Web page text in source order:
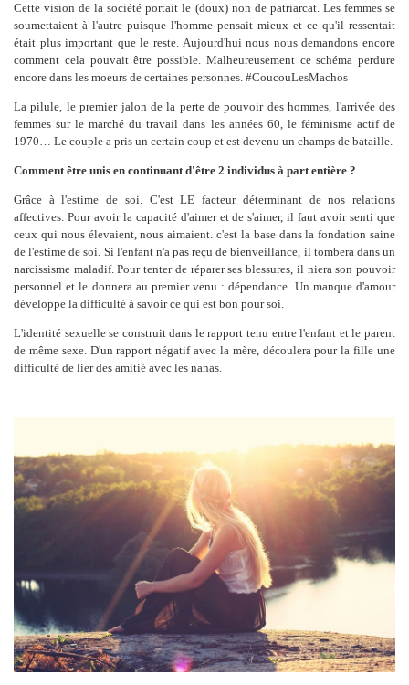
Cette vision de la société portait le (doux) non de patriarcat. Les femmes se
soumettaient à l'autre puisque l'homme pensait mieux et ce qu'il ressentait
était plus important que le reste. Aujourd'hui nous nous demandons encore
comment cela pouvait être possible. Malheureusement ce schéma perdure
encore dans les moeurs de certaines personnes. #CoucouLesMachos
La pilule, le premier jalon de la perte de pouvoir des hommes, l'arrivée des
femmes sur le marché du travail dans les années 60, le féminisme actif de
1970… Le couple a pris un certain coup et est devenu un champs de bataille.
Comment être unis en continuant d'être 2 individus à part entière ?
Grâce à l'estime de soi. C'est LE facteur déterminant de nos relations
affectives. Pour avoir la capacité d'aimer et de s'aimer, il faut avoir senti que
ceux qui nous élevaient, nous aimaient. c'est la base dans la fondation saine
de l'estime de soi. Si l'enfant n'a pas reçu de bienveillance, il tombera dans un
narcissisme maladif. Pour tenter de réparer ses blessures, il niera son pouvoir
personnel et le donnera au premier venu : dépendance. Un manque d'amour
développe la difficulté à savoir ce qui est bon pour soi.
L'identité sexuelle se construit dans le rapport tenu entre l'enfant et le parent
de même sexe. D'un rapport négatif avec la mère, découlera pour la fille une
difficulté de lier des amitié avec les nanas.